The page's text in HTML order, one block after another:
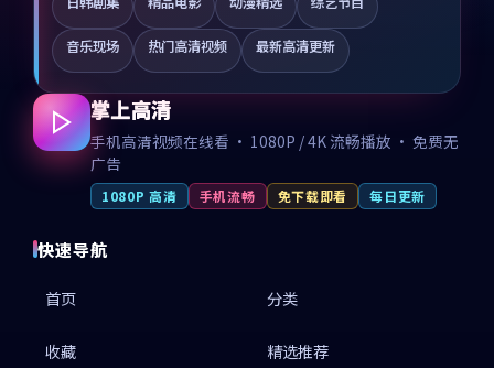
音乐现场 热门高清视频 最新高清更新
掌上高清
手机高清视频在线看 · 1080P / 4K 流畅播放 · 免费无
广告
1080P 高清 手机流畅 免下载即看 每日更新
快速导航
首页 分类
收藏 精选推荐